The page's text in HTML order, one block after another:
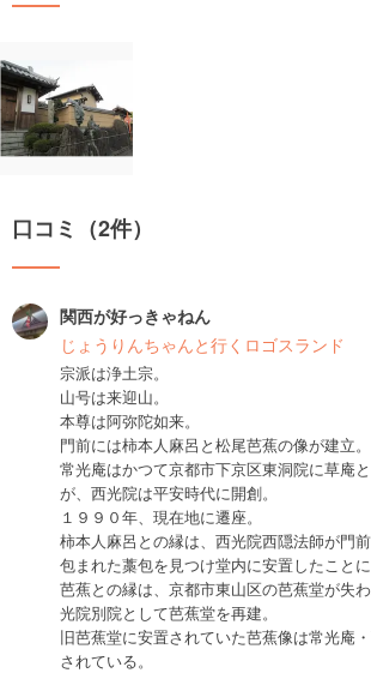
口コミ（2件）
関西が好っきゃねん
じょうりんちゃんと行くロゴスランド
宗派は浄土宗。
山号は来迎山。
本尊は阿弥陀如来。
門前には柿本人麻呂と松尾芭蕉の像が建立。
常光庵はかつて京都市下京区東洞院に草庵
が、西光院は平安時代に開創。
１９９０年、現在地に遷座。
柿本人麻呂との縁は、西光院西隠法師が門
包まれた藁包を見つけ堂内に安置したことに
芭蕉との縁は、京都市東山区の芭蕉堂が失
光院別院として芭蕉堂を再建。
旧芭蕉堂に安置されていた芭蕉像は常光庵
されている。